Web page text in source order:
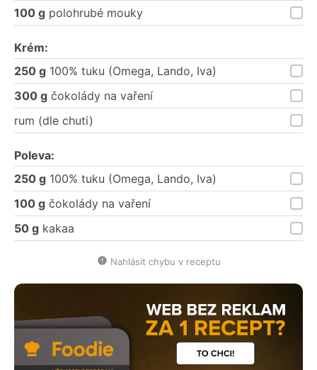
100 g polohrubé mouky
Krém:
250 g 100% tuku (Omega, Lando, Iva)
300 g čokolády na vaření
rum (dle chuti)
Poleva:
250 g 100% tuku (Omega, Lando, Iva)
100 g čokolády na vaření
50 g kakaa
Nahlásit chybu v receptu